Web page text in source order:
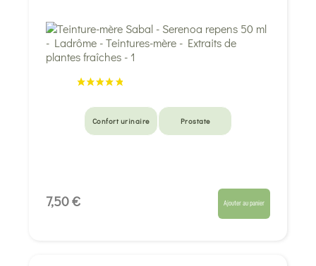
Confort urinaire Prostate
7,50 € Ajouter au panier